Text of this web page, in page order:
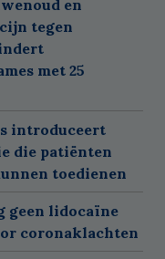
en
tegen
met 25
introduceert
die patiënten
toedienen
geen lidocaïne
coronaklachten